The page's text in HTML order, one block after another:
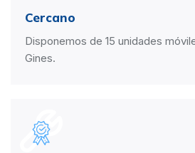
Cercano
Disponemos de 15 unidades
Gines.